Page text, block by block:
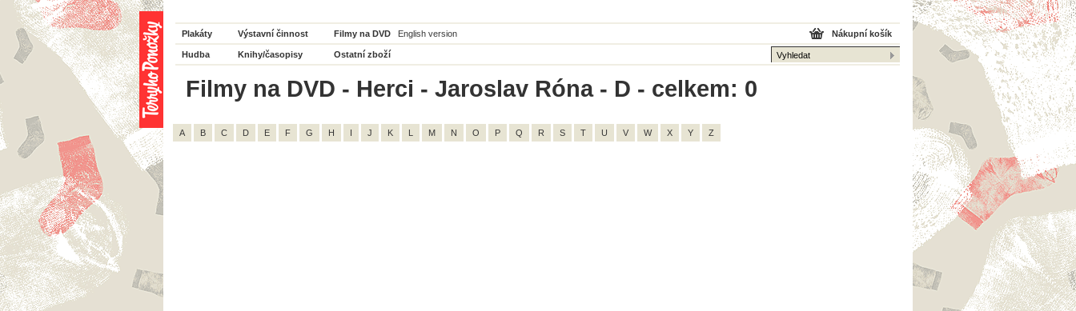
Plakáty Výstavní činnost Filmy na DVD English version
Hudba Knihy/časopisy Ostatní zboží
Nákupní košík
Filmy na DVD - Herci - Jaroslav Róna - D - celkem: 0
A B C D E F G H I J K L M N O P Q R S T U V W X Y Z